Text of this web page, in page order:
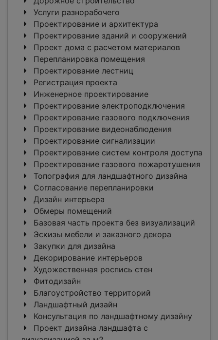
Услуги разнорабочего
Проектирование и архитектура
Проектирование зданий и сооружений
Проект дома с расчетом материалов
Перепланировка помещения
Проектирование лестниц
Регистрация проекта
Инженерное проектирование
Проектирование электроподключения
Проектирование газового подключения
Проектирование видеонаблюдения
Проектирование сигнализации
Проектирование систем контроля доступа
Проектирование газового пожаротушения
Топография для ландшафтного дизайна
Согласование перепланировки
Дизайн интерьера
Обмеры помещений
Базовая часть проекта без визуализаций
Эскизы мебели и заказного декора
Закупки для дизайна
Декорирование интерьеров
Художественная роспись стен
Фитодизайн
Благоустройство территорий
Ландшафтный дизайн
Консультация по ландшафтному дизайну
Проект дизайна ландшафта с